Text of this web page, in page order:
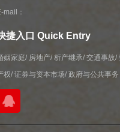
mail：
捷入口 Quick Entry
姻家庭/ 房地产/ 析产继承/ 交通事故/
权/证券与资本市场/ 政府与公共事务